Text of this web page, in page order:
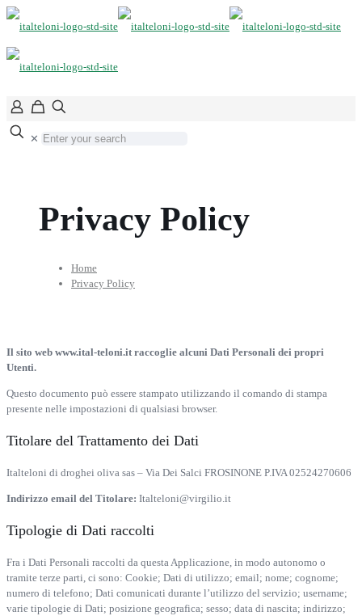
✕
Privacy Policy
Home
Privacy Policy
Il sito web www.ital-teloni.it raccoglie alcuni Dati Personali dei propri
Utenti.
Questo documento può essere stampato utilizzando il comando di stampa
presente nelle impostazioni di qualsiasi browser.
Titolare del Trattamento dei Dati
Italteloni di droghei oliva sas – Via Dei Salci FROSINONE P.IVA 02524270606
Indirizzo email del Titolare: Italteloni@virgilio.it
Tipologie di Dati raccolti
Fra i Dati Personali raccolti da questa Applicazione, in modo autonomo o
tramite terze parti, ci sono: Cookie; Dati di utilizzo; email; nome; cognome;
numero di telefono; Dati comunicati durante l’utilizzo del servizio; username;
varie tipologie di Dati; posizione geografica; sesso; data di nascita; indirizzo;